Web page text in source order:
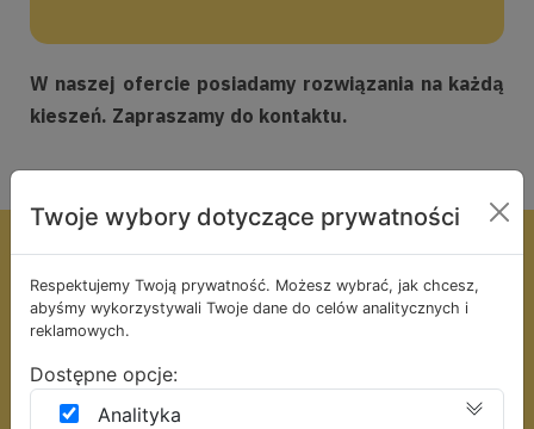
W naszej ofercie posiadamy rozwiązania na każdą
kieszeń. Zapraszamy do kontaktu.
Zapraszamy
do skorzystania
Twoje wybory dotyczące prywatności
Respektujemy Twoją prywatność. Możesz wybrać, jak chcesz,
abyśmy wykorzystywali Twoje dane do celów analitycznych i
reklamowych.
Dostępne opcje:
Analityka